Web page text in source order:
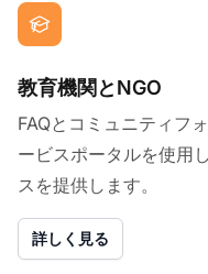
教育機関とNGO
FAQとコミュニティフ
ービスポータルを使用
スを提供します。
詳しく見る